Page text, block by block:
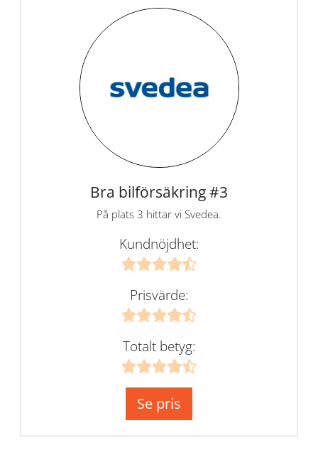
Bra bilförsäkring #3
På plats 3 hittar vi Svedea.
Kundnöjdhet:
Prisvärde:
Totalt betyg:
Se pris